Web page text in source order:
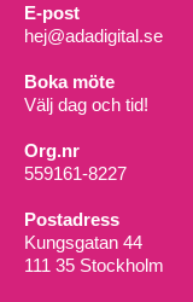
E-post
hej@adadigital.se
Boka möte
Välj dag och tid!
Org.nr
559161-8227
Postadress
Kungsgatan 44
111 35 Stockholm